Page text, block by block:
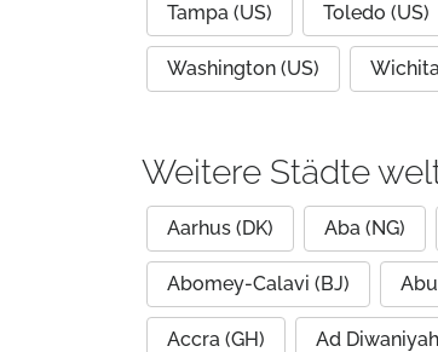
Tampa (US) Toledo (US)
Washington (US)
Weitere Städte
Aarhus (DK) Aba (NG)
Abomey-Calavi (BJ)
Accra (GH)